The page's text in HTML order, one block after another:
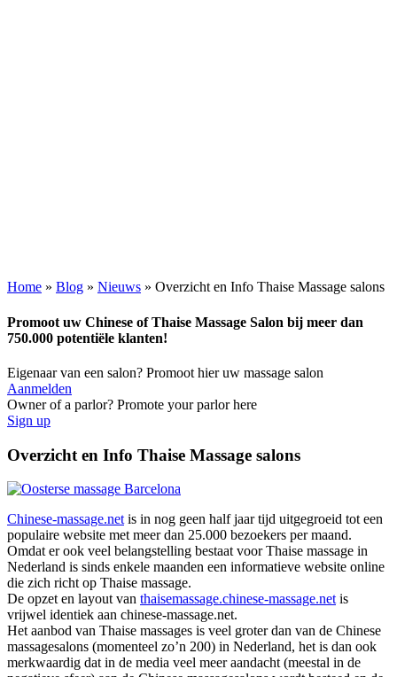
Home » Blog » Nieuws » Overzicht en Info Thaise Massage salons
Promoot uw Chinese of Thaise Massage Salon bij meer dan
750.000 potentiële klanten!
Eigenaar van een salon? Promoot hier uw massage salon
Aanmelden
Owner of a parlor? Promote your parlor here
Sign up
Overzicht en Info Thaise Massage salons
Chinese-massage.net is in nog geen half jaar tijd uitgegroeid tot een
populaire website met meer dan 25.000 bezoekers per maand.
Omdat er ook veel belangstelling bestaat voor Thaise massage in
Nederland is sinds enkele maanden een informatieve website online
die zich richt op Thaise massage.
De opzet en layout van thaisemassage.chinese-massage.net is
vrijwel identiek aan chinese-massage.net.
Het aanbod van Thaise massages is veel groter dan van de Chinese
massagesalons (momenteel zo’n 200) in Nederland, het is dan ook
merkwaardig dat in de media veel meer aandacht (meestal in de